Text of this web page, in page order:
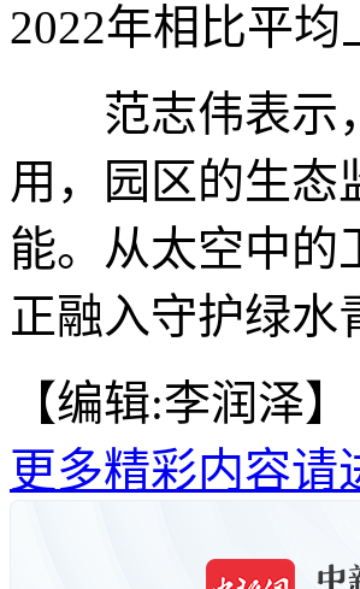
2022年相比平均
范志伟表示，
用，园区的生态
能。从太空中的
正融入守护绿水
【编辑:李润泽】
更多精彩内容请